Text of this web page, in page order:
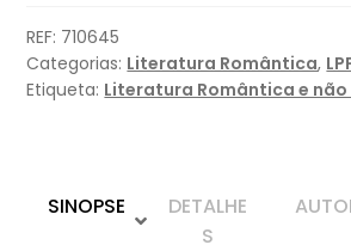
o
Gás
REF: 710645
Categorias: Literatura Romântica,
Etiqueta: Literatura Romântica e não
SINOPSE
DETALHE
S